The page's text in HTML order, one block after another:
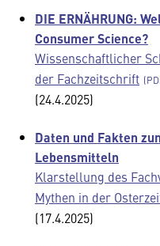
DIE ERNÄHRUNG:
Consumer Science?
Wissenschaftlicher
der Fachzeitschrift
(24.4.2025)
Daten und Fakten
Lebensmitteln
Klarstellung des
Mythen in der
(17.4.2025)